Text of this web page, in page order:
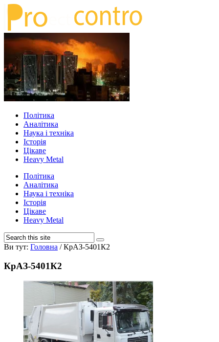
Політика
Аналітика
Наука і техніка
Історія
Цікаве
Heavy Metal
Політика
Аналітика
Наука і техніка
Історія
Цікаве
Heavy Metal
Ви тут: Головна /КрАЗ-5401К2
КрАЗ-5401К2